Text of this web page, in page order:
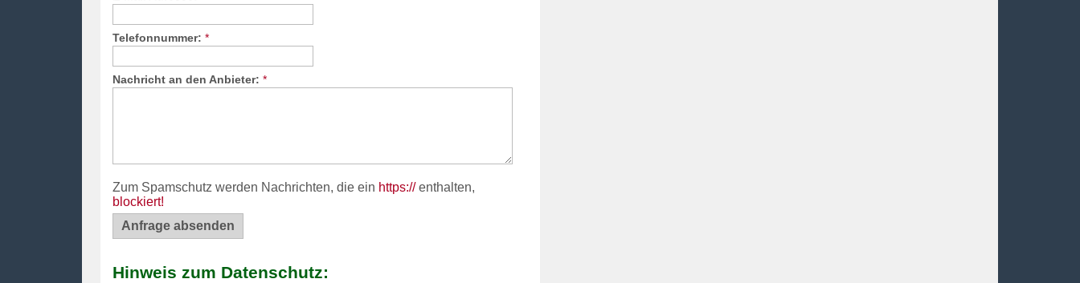
Telefonnummer: *
Nachricht an den Anbieter: *
Zum Spamschutz werden Nachrichten, die ein https://enthalten,
blockiert!
Hinweis zum Datenschutz: